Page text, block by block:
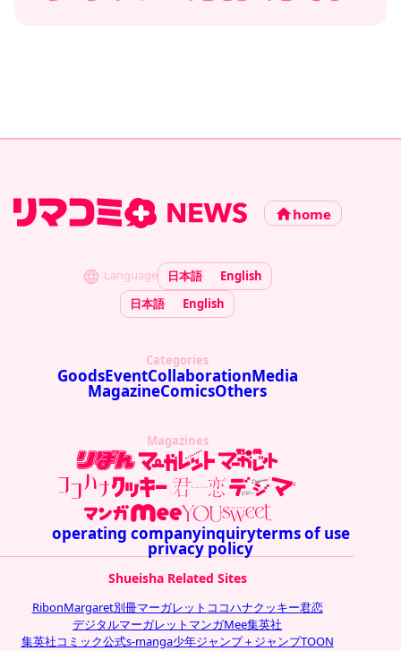
home
Language 日本語
English
日本語
English
Categories
GoodsEventCollaborationMedia
MagazineComicsOthers
Magazines
operating companyinquiryterms of use
privacy policy
Shueisha Related Sites
RibonMargaret別冊マーガレット ココハナクッキー君恋
デジタルマーガレット マンガMee集英社
集英社コミック公式s-manga少年ジャンプ＋ ジャンプTOON